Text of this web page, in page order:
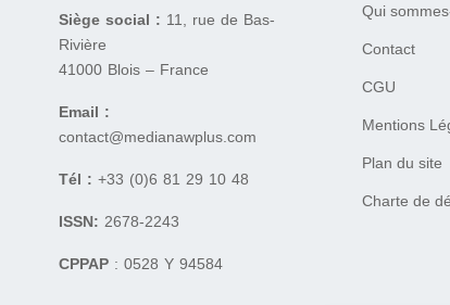
Siège social : 11, rue de Bas-
Rivière
41000 Blois – France
Email :
contact@medianawplus.com
Tél : +33 (0)6 81 29 10 48
ISSN: 2678-2243
CPPAP: 0528 Y 94584
Qui
Contact
CGU
Mentions
Plan du site
Charte de